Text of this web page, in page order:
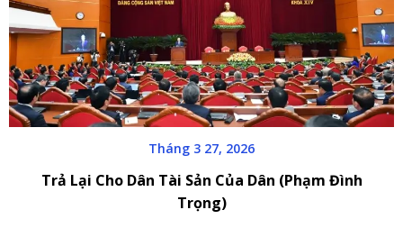
Tháng 3 27, 2026
Trả Lại Cho Dân Tài Sản Của Dân (Phạm Đình
Trọng)